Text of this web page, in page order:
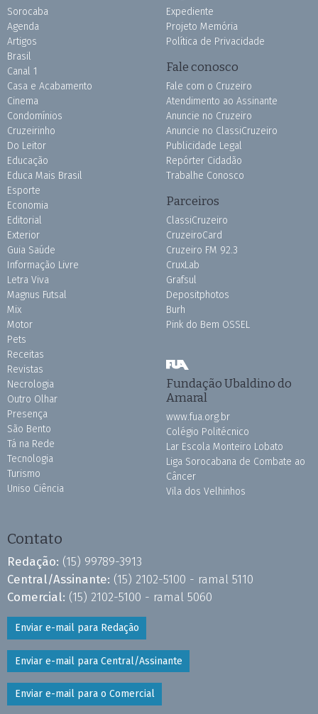
Sorocaba
Agenda
Artigos
Brasil
Canal 1
Casa e Acabamento
Cinema
Condomínios
Cruzeirinho
Do Leitor
Educação
Educa Mais Brasil
Esporte
Economia
Editorial
Exterior
Guia Saúde
Informação Livre
Letra Viva
Magnus Futsal
Mix
Motor
Pets
Receitas
Revistas
Necrologia
Outro Olhar
Presença
São Bento
Tá na Rede
Tecnologia
Turismo
Uniso Ciência
Expediente
Projeto Memória
Política de Privacidade
Fale conosco
Fale com o Cruzeiro
Atendimento ao Assinante
Anuncie no Cruzeiro
Anuncie no ClassiCruzeiro
Publicidade Legal
Repórter Cidadão
Trabalhe Conosco
Parceiros
ClassiCruzeiro
CruzeiroCard
Cruzeiro FM 92.3
CruxLab
Grafsul
Depositphotos
Burh
Pink do Bem OSSEL
Fundação Ubaldino do
Amaral
www.fua.org.br
Colégio Politécnico
Lar Escola Monteiro Lobato
Liga Sorocabana de Combate ao
Câncer
Vila dos Velhinhos
Contato
Redação: (15) 99789-3913
Central/Assinante: (15) 2102-5100 - ramal 5110
Comercial: (15) 2102-5100 - ramal 5060
Enviar e-mail para Redação
Enviar e-mail para Central/Assinante
Enviar e-mail para o Comercial